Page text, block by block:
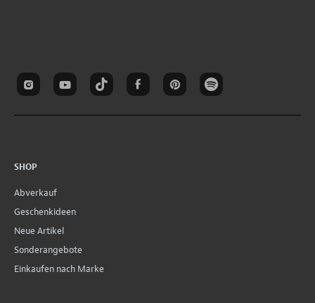
SHOP
Abverkauf
Geschenkideen
Neue Artikel
Sonderangebote
Einkaufen nach Marke